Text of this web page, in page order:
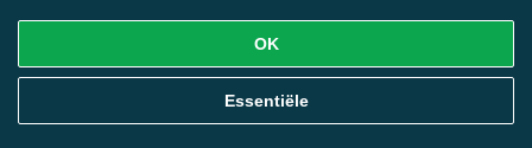
OK
Essentiële